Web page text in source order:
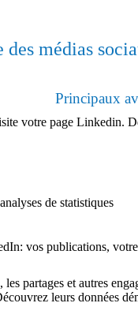
des médias
Principaux
votre page Linkedin.
vos publications,
partages et autres
leurs données